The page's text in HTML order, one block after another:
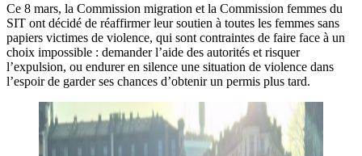
Ce 8 mars, la Commission migration et la Commission femmes du
SIT ont décidé de réaffirmer leur soutien à toutes les femmes sans
papiers victimes de violence, qui sont contraintes de faire face à un
choix impossible : demander l’aide des autorités et risquer
l’expulsion, ou endurer en silence une situation de violence dans
l’espoir de garder ses chances d’obtenir un permis plus tard.